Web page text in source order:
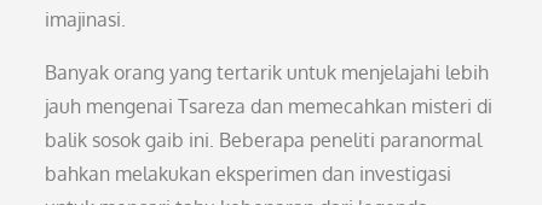
imajinasi.
Banyak orang yang tertarik untuk menjelajahi lebih
jauh mengenai Tsareza dan memecahkan misteri di
balik sosok gaib ini. Beberapa peneliti paranormal
bahkan melakukan eksperimen dan investigasi